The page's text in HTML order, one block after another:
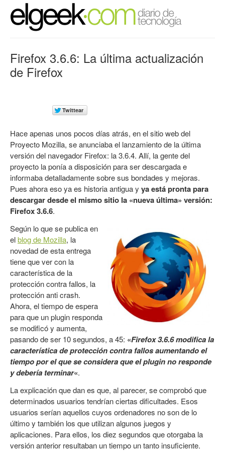
Firefox 3.6.6: La última actualización
de Firefox
Hace apenas unos pocos días atrás, en el sitio web del
Proyecto Mozilla, se anunciaba el lanzamiento de la última
versión del navegador Firefox: la 3.6.4. Allí, la gente del
proyecto la ponía a disposición para ser descargada e
informaba detalladamente sobre sus bondades y mejoras.
Pues ahora eso ya es historia antigua y ya está pronta para
descargar desde el mismo sitio la «nueva última» versión:
Firefox 3.6.6.
Según lo que se publica en
elblog de Mozilla, la
novedad de esta entrega
tiene que ver con la
característica de la
protección contra fallos, la
protección anti crash.
Ahora, el tiempo de espera
para que un plugin responda
se modificó y aumenta,
pasando de ser 10 segundos, a 45: «Firefox 3.6.6 modifica la
característica de protección contra fallos aumentando el
tiempo por el que se considera que el plugin no responde
y debería terminar«.
La explicación que dan es que, al parecer, se comprobó que
determinados usuarios tendrían ciertas dificultades. Esos
usuarios serían aquellos cuyos ordenadores no son de lo
último y también los que utilizan algunos juegos y
aplicaciones. Para ellos, los diez segundos que otorgaba la
versión anterior resultaban un tiempo un tanto insuficiente.